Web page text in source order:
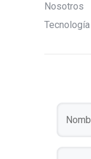
Nosotros
Tecnología